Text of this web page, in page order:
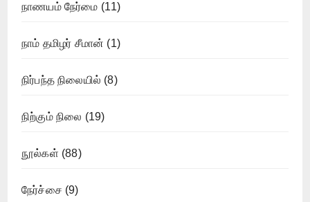
நாணயம் நேர்மை (11)
நாம் தமிழர் சீமான் (1)
நிர்பந்த நிலையில் (8)
நிற்கும் நிலை (19)
நூல்கள் (88)
நேர்ச்சை (9)